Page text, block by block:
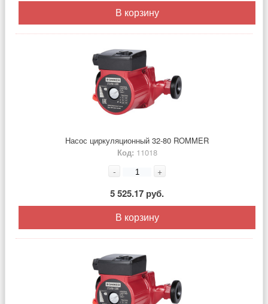
В корзину
Насос циркуляционный 32-80 ROMMER
Код: 11018
- +
5 525.17 руб.
В корзину